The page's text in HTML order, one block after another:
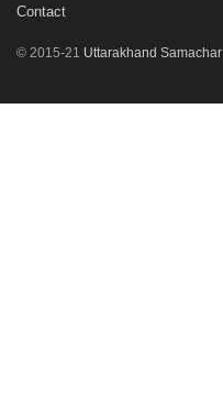
Contact
© 2015-21 Uttarakhand Samachar